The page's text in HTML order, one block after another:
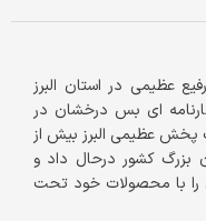
عظیمی در استان البرز
ای بس درخشان در
پخش عظیمی البرز بیش از
بزرگ کشور درحال داد و
را با محصولات خود تحت